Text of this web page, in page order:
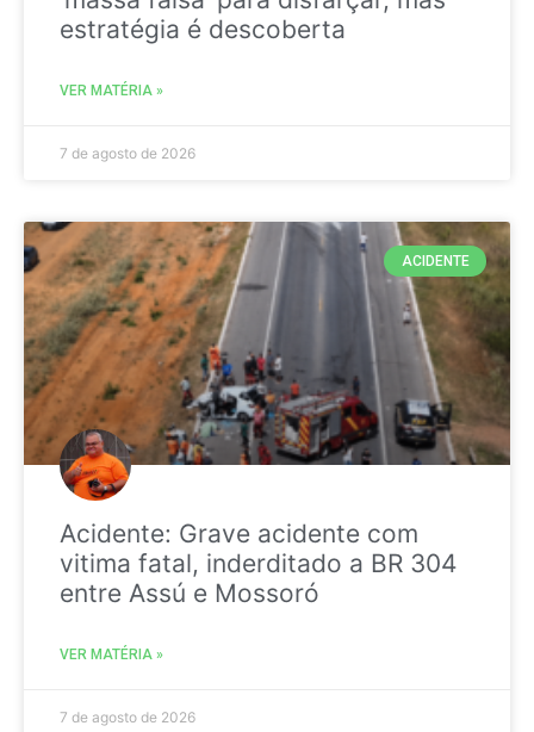
estratégia é descoberta
VER MATÉRIA »
7 de agosto de 2026
ACIDENTE
Acidente: Grave acidente com
vitima fatal, inderditado a BR 304
entre Assú e Mossoró
VER MATÉRIA »
7 de agosto de 2026